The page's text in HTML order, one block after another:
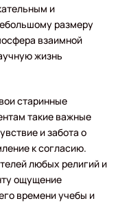
и
размеру
взаимной
жизнь
старинные
такие важные
и забота о
к согласию.
любых религий и
ощущение
времени учебы и